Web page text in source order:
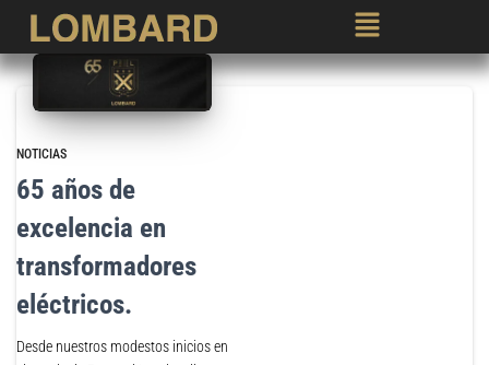
NOTICIAS
65 años de
excelencia en
transformadores
eléctricos.
Desde nuestros modestos inicios en